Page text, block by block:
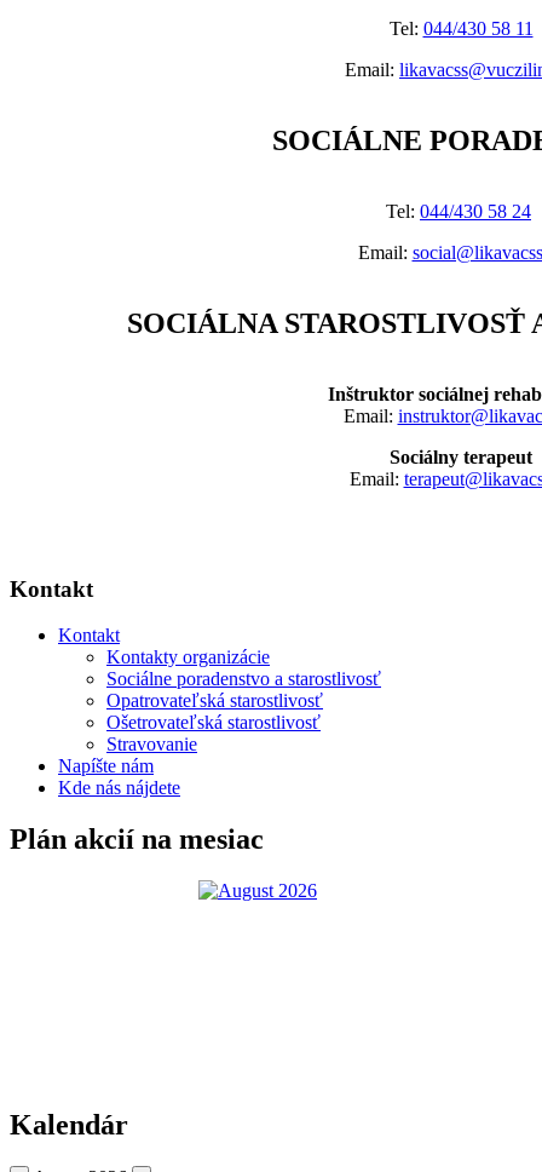
Tel: 044/430 58 11
Email: l
SOCIÁLNE
Tel: 044/430 58 24
Email:
SOCIÁLNA
Inštruktor sociálnej
Email:
Sociálny terapeut
Email:
Kontakt
Kontakt
Kontakty organizácie
Sociálne poradenstvo a starostlivosť
Opatrovateľská starostlivosť
Ošetrovateľská starostlivosť
Stravovanie
Napíšte nám
Kde nás nájdete
Plán akcií na mesiac
Kalendár